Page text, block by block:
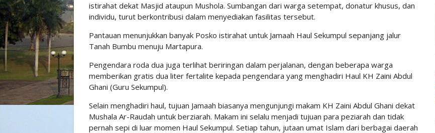
istirahat dekat Masjid ataupun Mushola. Sumbangan dari warga setempat, donatur khusus, dan
individu, turut berkontribusi dalam menyediakan fasilitas tersebut.
Pantauan menunjukkan banyak Posko istirahat untuk Jamaah Haul Sekumpul sepanjang jalur
Tanah Bumbu menuju Martapura.
Pengendara roda dua juga terlihat beriringan dalam perjalanan, dengan beberapa warga
memberikan gratis dua liter fertalite kepada pengendara yang menghadiri Haul KH Zaini Abdul
Ghani (Guru Sekumpul).
Selain menghadiri haul, tujuan Jamaah biasanya mengunjungi makam KH Zaini Abdul Ghani dekat
Mushala Ar-Raudah untuk berziarah. Makam ini selalu menjadi tujuan para peziarah dan tidak
pernah sepi di luar momen Haul Sekumpul. Setiap tahun, jutaan umat Islam dari berbagai daerah